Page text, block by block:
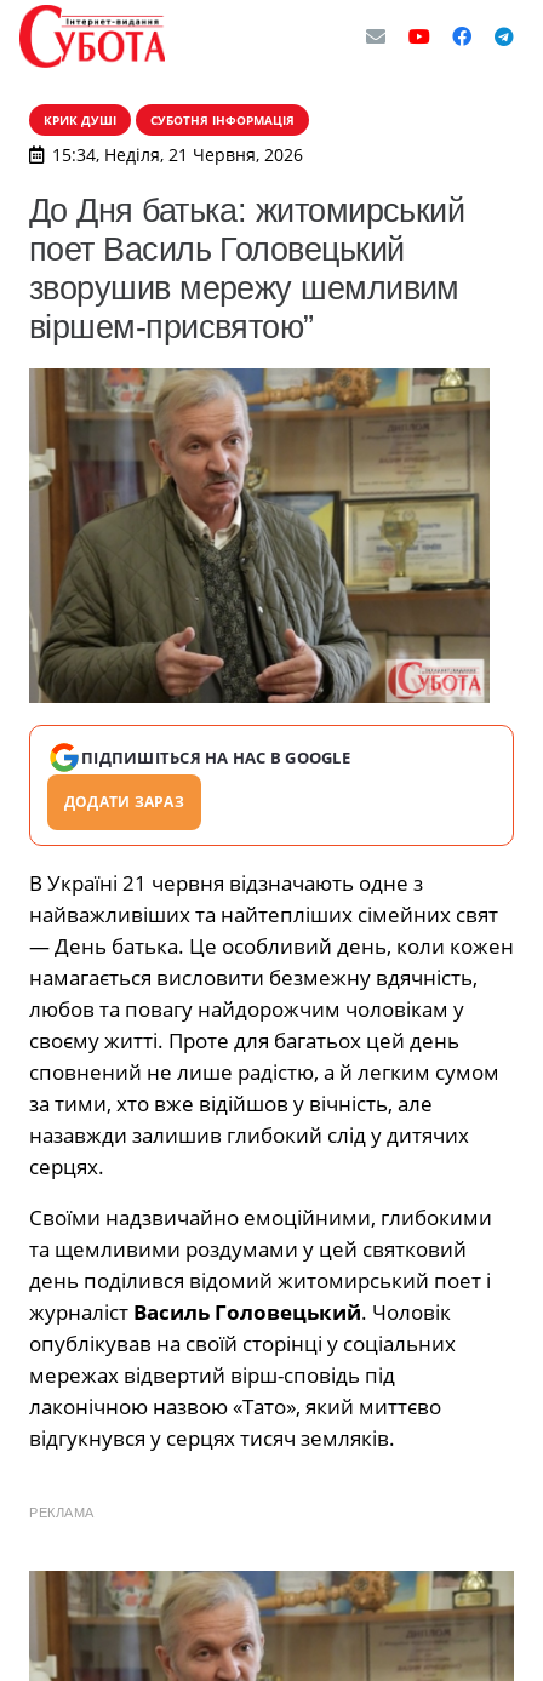
КРИК ДУШІ СУБОТНЯ ІНФОРМАЦІЯ
15:34, Неділя, 21 Червня, 2026
До Дня батька: житомирський
поет Василь Головецький
зворушив мережу шемливим
віршем-присвятою”
ПІДПИШІТЬСЯ НА НАС В GOOGLE
ДОДАТИ ЗАРАЗ
В Україні 21 червня відзначають одне з
найважливіших та найтепліших сімейних свят
— День батька. Це особливий день, коли кожен
намагається висловити безмежну вдячність,
любов та повагу найдорожчим чоловікам у
своєму житті. Проте для багатьох цей день
сповнений не лише радістю, а й легким сумом
за тими, хто вже відійшов у вічність, але
назавжди залишив глибокий слід у дитячих
серцях.
Своїми надзвичайно емоційними, глибокими
та щемливими роздумами у цей святковий
день поділився відомий житомирський поет і
журналіст Василь Головецький. Чоловік
опублікував на своїй сторінці у соціальних
мережах відвертий вірш-сповідь під
лаконічною назвою «Тато», який миттєво
відгукнувся у серцях тисяч земляків.
РЕКЛАМА